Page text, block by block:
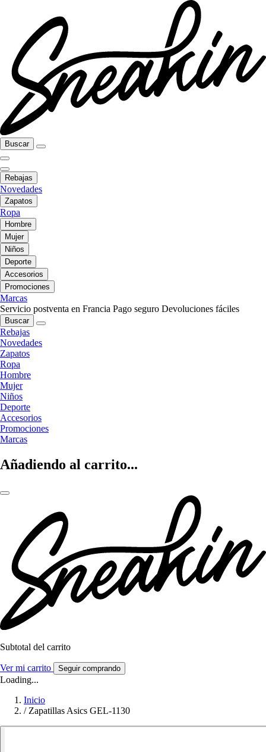
Buscar
Rebajas
Novedades
Zapatos
Ropa
Hombre
Mujer
Niños
Deporte
Accesorios
Promociones
Marcas
Servicio postventa en Francia Pago seguro Devoluciones fáciles
Buscar
Rebajas
Novedades
Zapatos
Ropa
Hombre
Mujer
Niños
Deporte
Accesorios
Promociones
Marcas
Añadiendo al carrito...
Subtotal del carrito
Ver mi carrito Seguir comprando
Loading...
Inicio
/ Zapatillas Asics GEL-1130